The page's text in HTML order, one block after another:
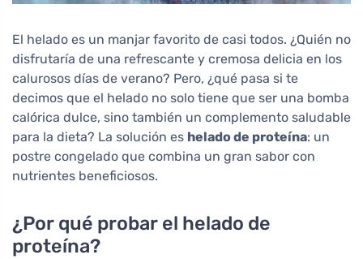
El helado es un manjar favorito de casi todos. ¿Quién no
disfrutaría de una refrescante y cremosa delicia en los
calurosos días de verano? Pero, ¿qué pasa si te
decimos que el helado no solo tiene que ser una bomba
calórica dulce, sino también un complemento saludable
para la dieta? La solución es helado de proteína: un
postre congelado que combina un gran sabor con
nutrientes beneficiosos.
¿Por qué probar el helado de
proteína?